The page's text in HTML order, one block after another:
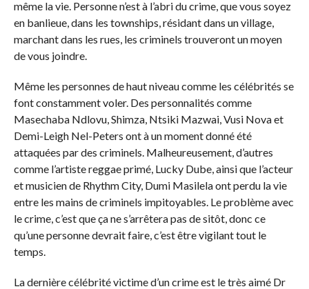
même la vie. Personne n’est à l’abri du crime, que vous soyez
en banlieue, dans les townships, résidant dans un village,
marchant dans les rues, les criminels trouveront un moyen
de vous joindre.
Même les personnes de haut niveau comme les célébrités se
font constamment voler. Des personnalités comme
Masechaba Ndlovu, Shimza, Ntsiki Mazwai, Vusi Nova et
Demi-Leigh Nel-Peters ont à un moment donné été
attaquées par des criminels. Malheureusement, d’autres
comme l’artiste reggae primé, Lucky Dube, ainsi que l’acteur
et musicien de Rhythm City, Dumi Masilela ont perdu la vie
entre les mains de criminels impitoyables. Le problème avec
le crime, c’est que ça ne s’arrêtera pas de sitôt, donc ce
qu’une personne devrait faire, c’est être vigilant tout le
temps.
La dernière célébrité victime d’un crime est le très aimé Dr